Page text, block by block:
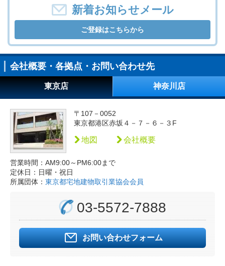
新着お知らせメール
ご登録はこちらから
会社概要・各拠点・お問い合わせ先
東京店 神奈川店
〒107－0052
東京都港区赤坂４－７－６－３F
地図 会社概要
営業時間：AM9:00～PM6:00まで
定休日：日曜・祝日
所属団体： 東京都宅地建物取引業協会会員
03-5572-7888
お問い合わせフォーム